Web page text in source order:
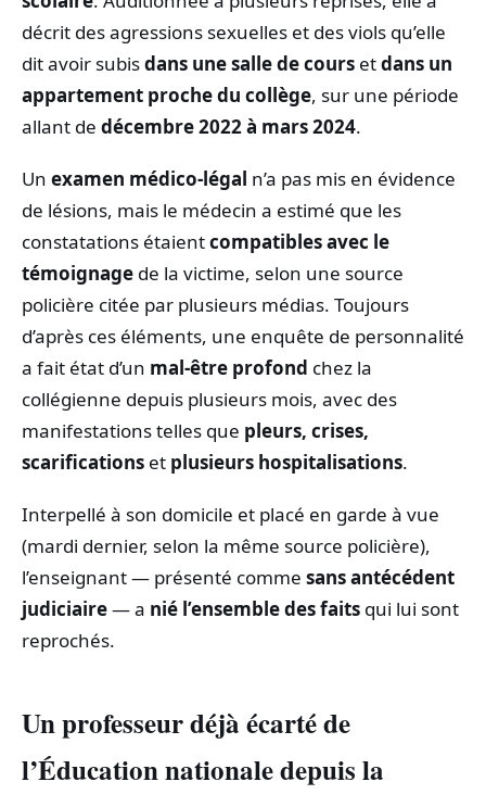
décrit des agressions sexuelles et des viols qu’elle
dit avoir subisdans une salle de cours etdans un
appartement proche du collège, sur une période
allant de décembre 2022 à mars 2024.
Un examen médico-légal n’a pas mis en évidence
de lésions, mais le médecin a estimé que les
constatations étaientcompatibles avec le
témoignage de la victime, selon une source
policière citée par plusieurs médias. Toujours
d’après ces éléments, une enquête de personnalité
a fait état d’un mal-être profond chez la
collégienne depuis plusieurs mois, avec des
manifestations telles que pleurs, crises,
scarifications et plusieurs hospitalisations.
Interpellé à son domicile et placé en garde à vue
(mardi dernier, selon la même source policière),
l’enseignant — présenté comme sans antécédent
judiciaire— a nié l’ensemble des faits qui lui sont
reprochés.
Un professeur déjà écarté de
l’Éducation nationale depuis la